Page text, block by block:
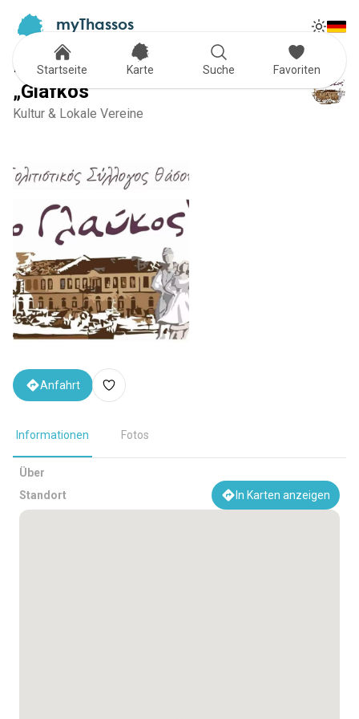
myThassos
Kulturverein von Thassos
„Glafkos“
Kultur & Lokale Vereine
Anfahrt
Informationen Fotos
Über
Standort
In Karten anzeigen
Startseite Karte Suche Favoriten